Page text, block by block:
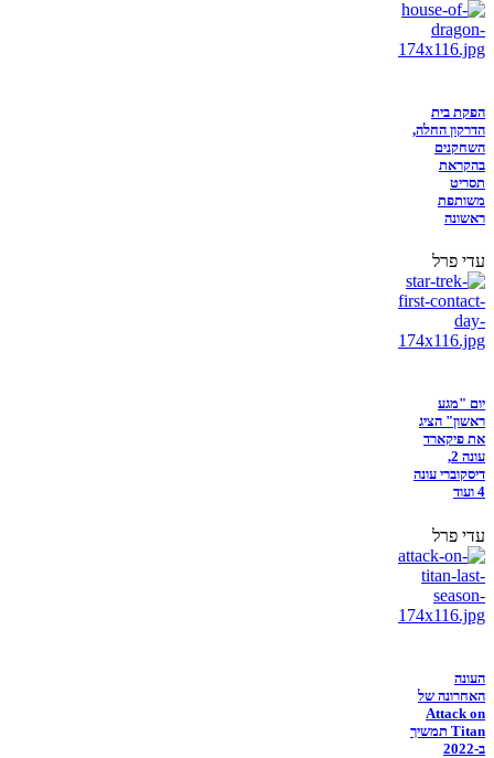
הפקת בית
הדרקון החלה,
השחקנים
בהקראת
תסריט
משותפת
ראשונה
עדי פרל
יום "מגע
ראשון" הציג
את פיקארד
עונה 2,
דיסקוברי עונה
4 ועוד
עדי פרל
העונה
האחרונה של
Attack on
Titan תמשיך
ב-2022